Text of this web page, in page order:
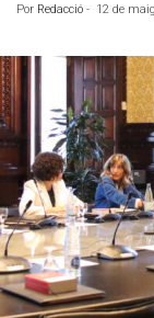
Por Redacció - 12 de